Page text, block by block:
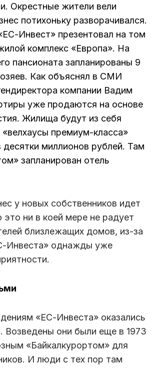
Окрестные жители вели
потихоньку разворачивался.
Инвест» презентовал на том
комплекс «Европа». На
пансионата запланированы 9
Как объяснял в СМИ
компании Вадим
уже продаются на основе
Жилища будут из себя
«велхаусы премиум-класса»
миллионов рублей. Там
запланирован отель
у новых собственников идет
это ни в коей мере не радует
близлежащих домов, из-за
Инвеста» однажды уже
«ЕС-Инвеста» оказались
Возведены они были еще в 1973
«Байкалкурортом» для
И люди с тех пор там